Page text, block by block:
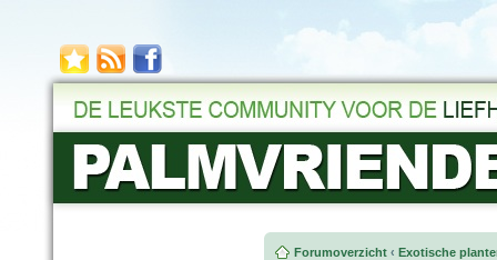
Forumoverzicht ‹ Exotische